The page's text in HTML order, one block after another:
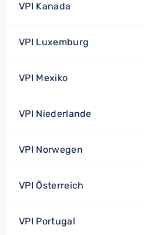
VPI Kanada
VPI Luxemburg
VPI Mexiko
VPI Niederlande
VPI Norwegen
VPI Österreich
VPI Portugal